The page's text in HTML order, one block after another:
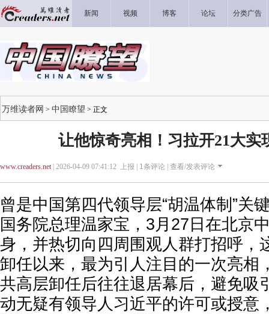
新闻 视频 博客 论坛 分类广告
万维读者网 > 中国瞭望 > 正文
让他惊奇亮相！习拉开21大实
www.creaders.net| 2026-04-09 07:41:12 上报 | 1条评论 | 查看/发表评论
曾是中国第四代领导层“胡温体制”关
国务院总理温家宝，3月27日在北京
身，并热切向四周围观人群打招呼，
卸任以来，最为引人注目的一次亮相
共高层卸任后往往退居幕后，避免吸
动无疑有领导人习近平的许可或授意